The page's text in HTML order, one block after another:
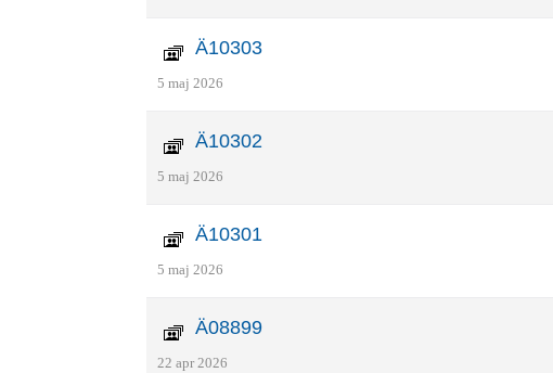
Ä10303
5 maj 2026
Ä10302
5 maj 2026
Ä10301
5 maj 2026
Ä08899
22 apr 2026